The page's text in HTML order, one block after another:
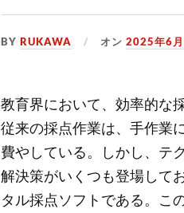
BYRUKAWA オン2025年6
教育界において、効率的な
従来の採点作業は、手作業
費やしている。しかし、テ
解決策がいくつも登場して
タル採点ソフトである。こ